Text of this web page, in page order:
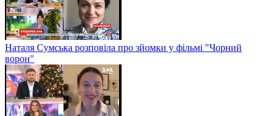
Наталя Сумська розповіла про зйомки у фільмі "Чорний
ворон"